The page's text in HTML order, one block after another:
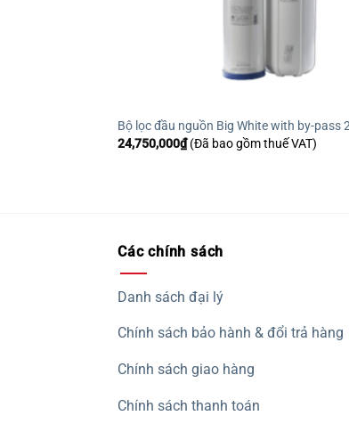
Bộ lọc đầu nguồn Big White with by-pass
24,750,000₫ (Đã bao gồm thuế VAT)
Các chính sách
Danh sách đại lý
Chính sách bảo hành & đổi trả hàng
Chính sách giao hàng
Chính sách thanh toán